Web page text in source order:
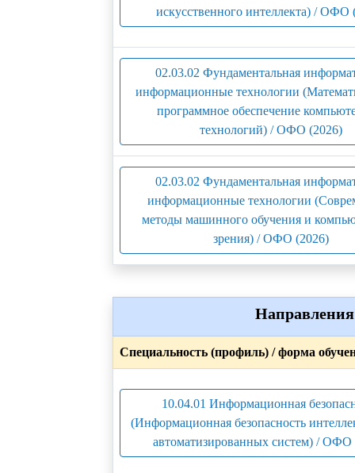
искусственного интеллекта) / ОФО
02.03.02 Фундаментальная
информационные технологии
программное обеспечение
технологий) / ОФО (2026)
02.03.02 Фундаментальная
информационные технологии
методы машинного обучения и
зрения) / ОФО (2026)
Направления
Специальность (профиль) / форма
10.04.01 Информационная
(Информационная безопасность
автоматизированных систем) / ОФО